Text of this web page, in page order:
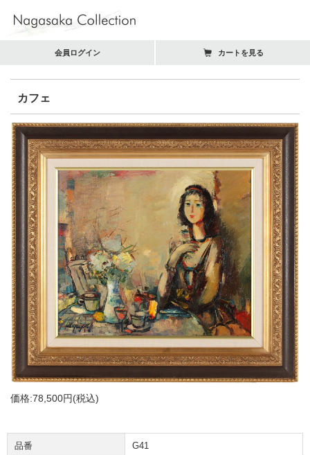
会員ログイン カートを見る
カフェ
価格:78,500円(税込)
品番 G41